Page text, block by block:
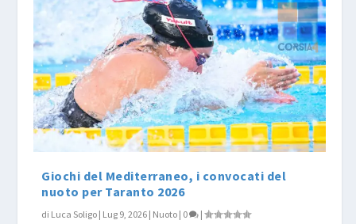
Giochi del Mediterraneo, i convocati del
nuoto per Taranto 2026
di Luca Soligo | Lug 9, 2026 | Nuoto | 0 |